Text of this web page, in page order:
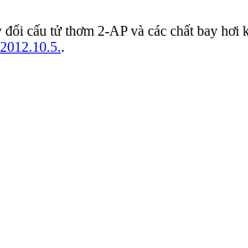
cấu tử thơm 2-AP và các chất bay hơi
.